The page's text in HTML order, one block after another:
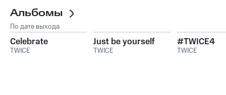
Альбомы
По дате выхода
Celebrate
TWICE
Just be yourself
TWICE
#TWICE4
TWICE